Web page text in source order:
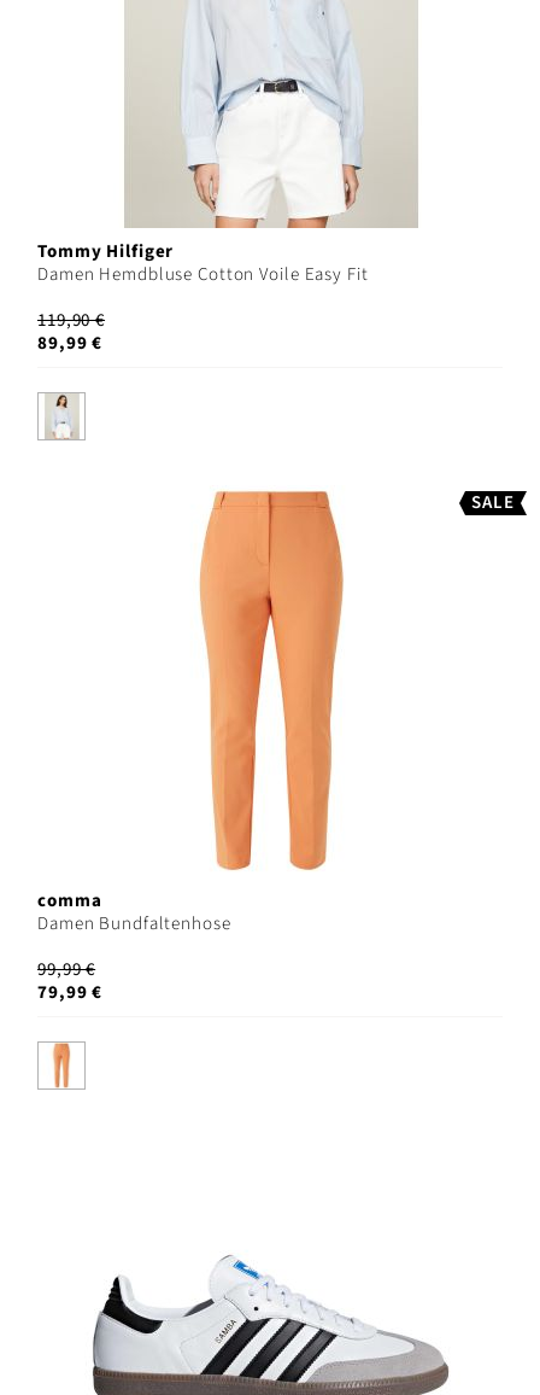
Tommy Hilfiger
Damen Hemdbluse Cotton Voile Easy Fit
119,90 €
89,99 €
SALE
comma
Damen Bundfaltenhose
99,99 €
79,99 €